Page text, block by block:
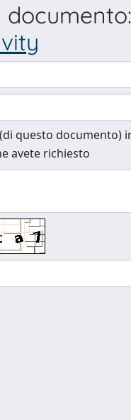
documento:
questo documento)
avete richiesto